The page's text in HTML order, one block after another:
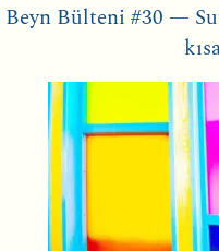
Beyn Bülteni #30 —